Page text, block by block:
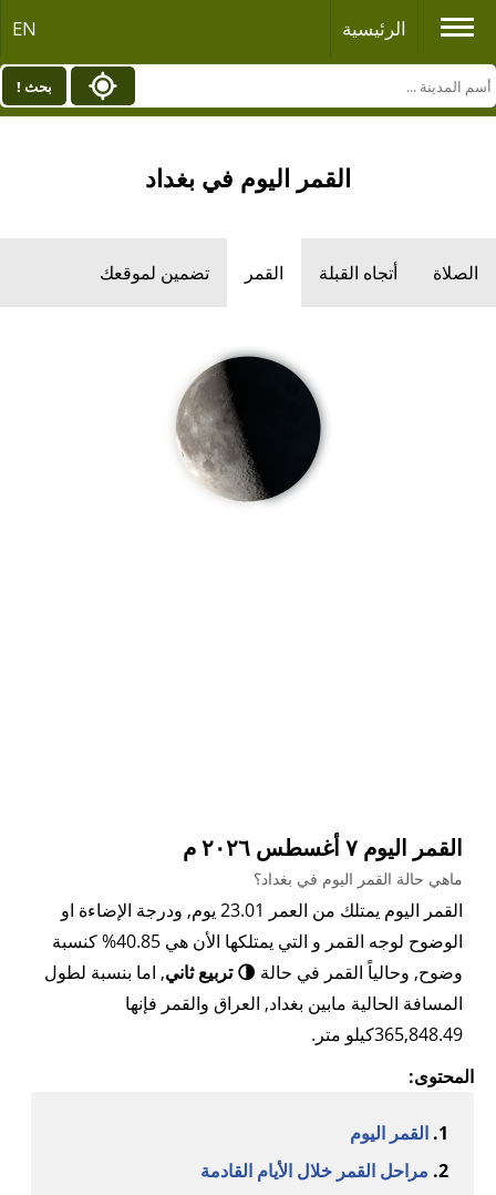
الرئيسية EN
بحث !
القمر اليوم في بغداد
الصلاة أتجاه القبلة القمر تضمين لموقعك
القمر اليوم ٧ أغسطس ٢٠٢٦ م
ماهي حالة القمر اليوم في بغداد؟
القمر اليوم يمتلك من العمر 23.01 يوم, ودرجة الإضاءة او
الوضوح لوجه القمر و التي يمتلكها الأن هي 40.85% كنسبة
وضوح, وحالياً القمر في حالة 🌗 تربيع ثاني, اما بنسبة لطول
المسافة الحالية مابين بغداد, العراق والقمر فإنها
365,848.49كيلو متر.
المحتوى:
القمر اليوم
مراحل القمر خلال الأيام القادمة